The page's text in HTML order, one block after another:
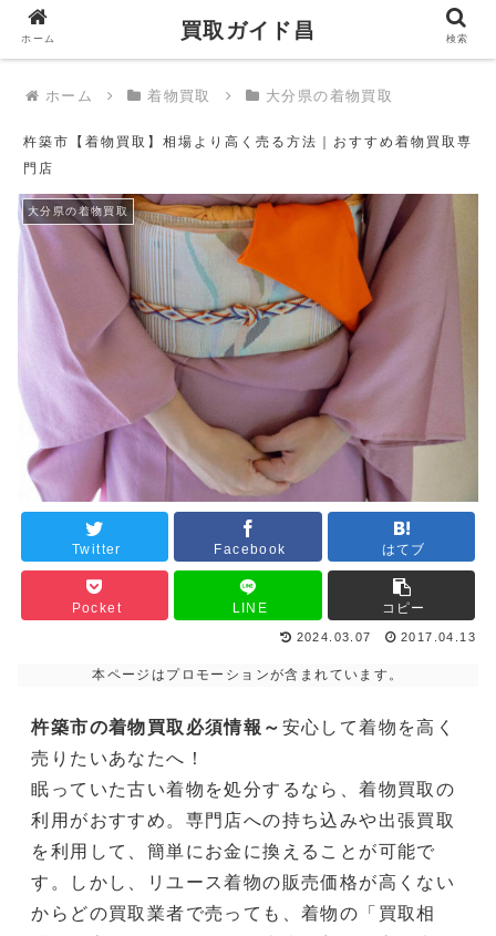
買取ガイド昌
ホーム 着物買取 大分県の着物買取
杵築市【着物買取】相場より高く売る方法｜おすすめ着物買取専
門店
大分県の着物買取
Twitter Facebook はてブ
Pocket LINE コピー
2024.03.07 2017.04.13
本ページはプロモーションが含まれています。
杵築市の着物買取必須情報～ 安心して着物を高く
売りたいあなたへ！
眠っていた古い着物を処分するなら、着物買取の
利用がおすすめ。専門店への持ち込みや出張買取
を利用して、簡単にお金に換えることが可能で
す。しかし、リユース着物の販売価格が高くない
からどの買取業者で売っても、着物の「買取相
ホーム 買取ガイド昌 検索